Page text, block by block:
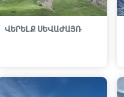
ՎԵՐԵԼՔ ՍԵՎԱԺԱՅՌ